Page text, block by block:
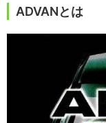
ADVANとは